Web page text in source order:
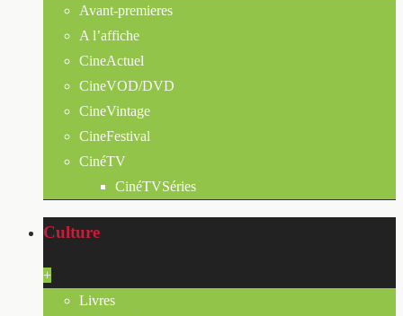
Avant-premieres
A l’affiche
CineActuel
CineVOD/DVD
CineVintage
CineFestival
CinéTV
CinéTVSéries
Culture
+
Livres